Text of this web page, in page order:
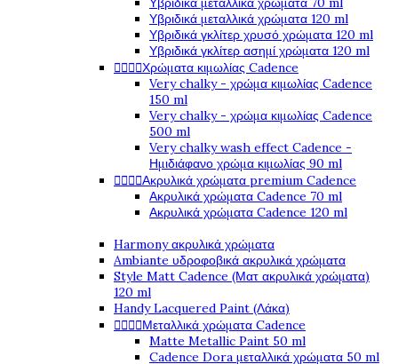
Υβριδικά μεταλλικά χρώματα 120 ml
Υβριδικά γκλίτερ χρυσό χρώματα 120 ml
Υβριδικά γκλίτερ ασημί χρώματα 120 ml
Χρώματα κιμωλίας Cadence
Very chalky - χρώμα κιμωλίας Cadence
150 ml
Very chalky - χρώμα κιμωλίας Cadence
500 ml
Very chalky wash effect Cadence -
Ημιδιάφανο χρώμα κιμωλίας 90 ml
Ακρυλικά χρώματα premium Cadence
Ακρυλικά χρώματα Cadence 70 ml
Ακρυλικά χρώματα Cadence 120 ml
Harmony ακρυλικά χρώματα
Ambiante υδροφοβικά ακρυλικά χρώματα
Style Matt Cadence (Ματ ακρυλικά χρώματα)
120 ml
Handy Lacquered Paint (Λάκα)
Μεταλλικά χρώματα Cadence
Matte Metallic Paint 50 ml
Cadence Dora μεταλλικά χρώματα 50 ml